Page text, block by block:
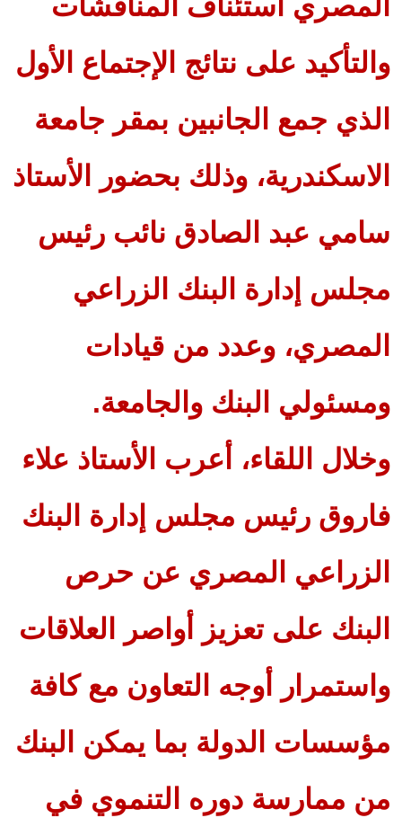
والتأكيد على نتائج الإجتماع الأول
الذي جمع الجانبين بمقر جامعة
الاسكندرية، وذلك بحضور الأستاذ
سامي عبد الصادق نائب رئيس
مجلس إدارة البنك الزراعي
المصري، وعدد من قيادات
ومسئولي البنك والجامعة.
وخلال اللقاء، أعرب الأستاذ علاء
فاروق رئيس مجلس إدارة البنك
الزراعي المصري عن حرص
البنك على تعزيز أواصر العلاقات
واستمرار أوجه التعاون مع كافة
مؤسسات الدولة بما يمكن البنك
من ممارسة دوره التنموي في